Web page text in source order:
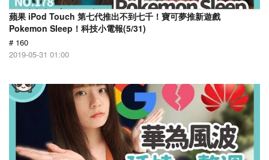
蘋果 iPod Touch 第七代推出不到七千！寶可夢推新遊戲
Pokemon Sleep！科技小電報(5/31)
# 160
2019-05-31 01:00